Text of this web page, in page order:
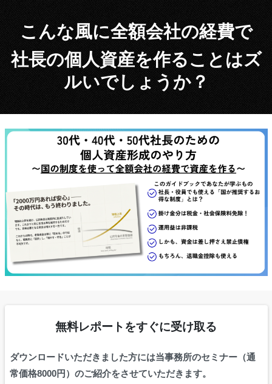
こんな風に全額会社の経費で
社長の個人資産を作ることはズ
ルいでしょうか？
無料レポートをすぐに受け取る
ダウンロードいただきました方には当事務所のセミナー（通
常価格8000円）のご紹介をさせていただきます。